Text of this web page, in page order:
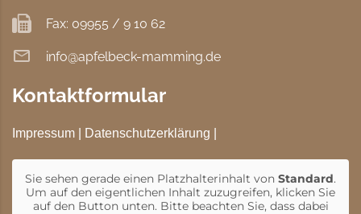
Fax: 09955 / 9 10 62
info@apfelbeck-mamming.de
Kontaktformular
Impressum Datenschutzerklärung
Sie sehen gerade einen Platzhalterinhalt von Standard.
Um auf den eigentlichen Inhalt zuzugreifen, klicken Sie
auf den Button unten. Bitte beachten Sie, dass dabei